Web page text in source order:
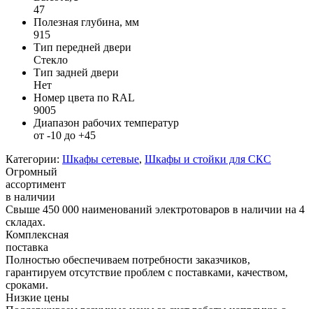
47
Полезная глубина, мм
915
Тип передней двери
Стекло
Тип задней двери
Нет
Номер цвета по RAL
9005
Диапазон рабочих температур
от -10 до +45
Категории: Шкафы сетевые, Шкафы и стойки для СКС
Огромный
ассортимент
в наличии
Свыше 450 000 наименований электротоваров в наличии на 4
складах.
Комплексная
поставка
Полностью обеспечиваем потребности заказчиков,
гарантируем отсутствие проблем с поставками, качеством,
сроками.
Низкие цены